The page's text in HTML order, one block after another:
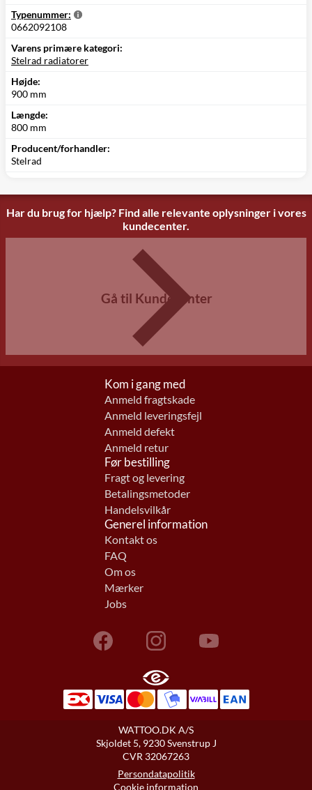
Typenummer:
0662092108
Varens primære kategori:
Stelrad radiatorer
Højde:
900 mm
Længde:
800 mm
Producent/forhandler:
Stelrad
Har du brug for hjælp? Find alle relevante oplysninger i vores
kundecenter.
Gå til Kundecenter
Kom i gang med
Anmeld fragtskade
Anmeld leveringsfejl
Anmeld defekt
Anmeld retur
Før bestilling
Fragt og levering
Betalingsmetoder
Handelsvilkår
Generel information
Kontakt os
FAQ
Om os
Mærker
Jobs
WATTOO.DK A/S
Skjoldet 5, 9230 Svenstrup J
CVR 32067263
Persondatapolitik
Cookie information